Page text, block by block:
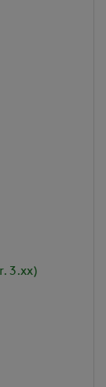
3.xx)